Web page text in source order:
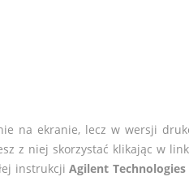
na ekranie, lecz w wersji
z niej skorzystać klikając w
instrukcjiAgilent Technologies